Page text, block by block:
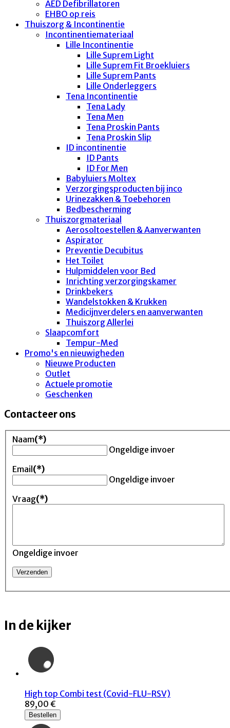
AED Defibrillatoren
EHBO op reis
Thuiszorg & Incontinentie
Incontinentiemateriaal
Lille Incontinentie
Lille Suprem Light
Lille Suprem Fit Broekluiers
Lille Suprem Pants
Lille Onderleggers
Tena Incontinentie
Tena Lady
Tena Men
Tena Proskin Pants
Tena Proskin Slip
ID incontinentie
ID Pants
ID For Men
Babyluiers Moltex
Verzorgingsproducten bij inco
Urinezakken & Toebehoren
Bedbescherming
Thuiszorgmateriaal
Aerosoltoestellen & Aanverwanten
Aspirator
Preventie Decubitus
Het Toilet
Hulpmiddelen voor Bed
Inrichting verzorgingskamer
Drinkbekers
Wandelstokken & Krukken
Medicijnverdelers en aanverwanten
Thuiszorg Allerlei
Slaapcomfort
Tempur-Med
Promo's en nieuwigheden
Nieuwe Producten
Outlet
Actuele promotie
Geschenken
Contacteer ons
Naam(*)
Ongeldige invoer
Email(*)
Ongeldige invoer
Vraag(*)
Ongeldige invoer
In de kijker
High top Combi test (Covid-FLU-RSV)
89,00 €
Bestellen